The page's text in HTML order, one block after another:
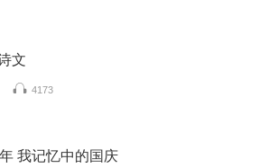
文
4173
我记忆中的国庆